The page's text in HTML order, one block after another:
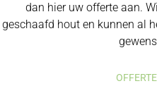
dan hier uw offerte aan.
geschaafd hout en kunnen al